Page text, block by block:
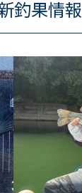
釣果情報